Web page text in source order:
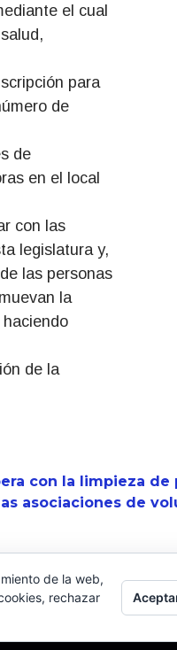
el cual
para
de
de
en el local
con las
legislatura y,
las personas
la
de la
con la limpieza de
asociaciones de
de la web,
rechazar